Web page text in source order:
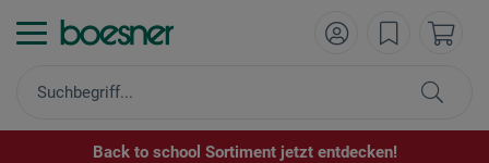
Back to school Sortiment jetzt entdecken!